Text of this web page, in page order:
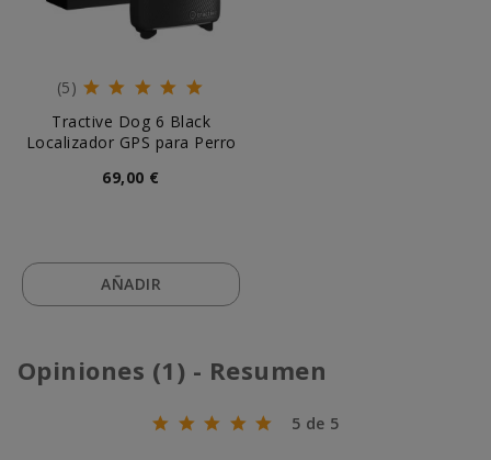
(5)
Tractive Dog 6 Black
Localizador GPS para Perro
69,00 €
AÑADIR
Opiniones (1) - Resumen
5 de 5